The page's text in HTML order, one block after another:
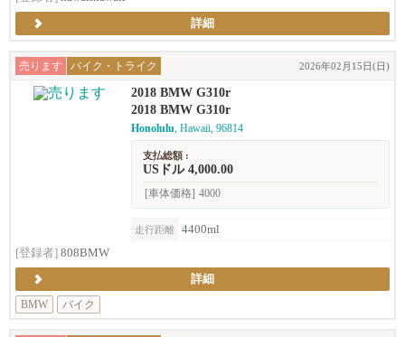
詳細
売ります バイク・トライク 2026年02月15日(日)
2018 BMW G310r
2018 BMW G310r
Honolulu, Hawaii, 96814
支払総額 :
USドル 4,000.00
[車体価格] 4000
走行距離
4400ml
[登録者] 808BMW
詳細
BMW
バイク